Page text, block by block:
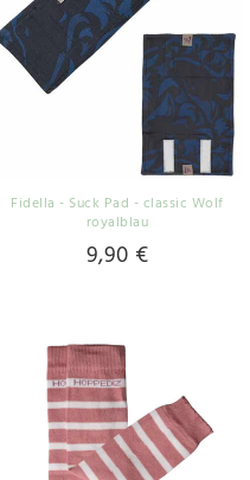
Fidella - Suck Pad - classic Wolf
royalblau
9,90 €